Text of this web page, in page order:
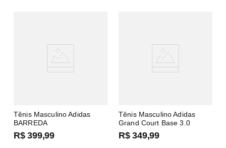
Tênis Masculino Adidas
BARREDA
R$ 399,99
Tênis Masculino Adidas
Grand Court Base 3.0
R$ 349,99